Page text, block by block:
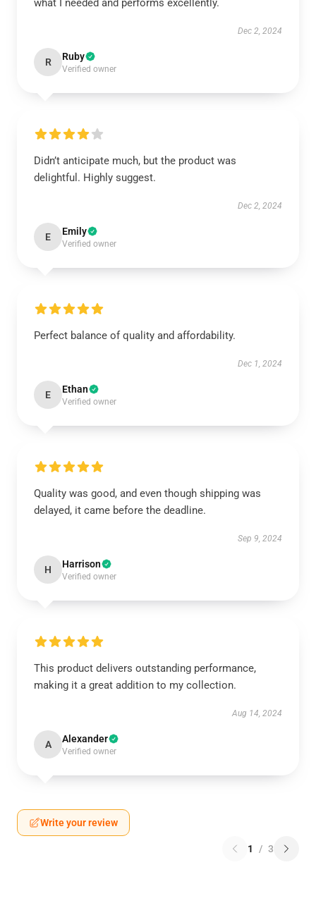
what I needed and performs excellently.
Dec 2, 2024
R Ruby
Verified owner
Didn’t anticipate much, but the product was
delightful. Highly suggest.
Dec 2, 2024
E Emily
Verified owner
Perfect balance of quality and affordability.
Dec 1, 2024
E Ethan
Verified owner
Quality was good, and even though shipping was
delayed, it came before the deadline.
Sep 9, 2024
H Harrison
Verified owner
This product delivers outstanding performance,
making it a great addition to my collection.
Aug 14, 2024
A Alexander
Verified owner
Write your review
1 / 3